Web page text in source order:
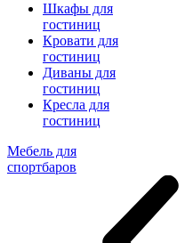
Шкафы для
гостиниц
Кровати для
гостиниц
Диваны для
гостиниц
Кресла для
гостиниц
Мебель для
спортбаров